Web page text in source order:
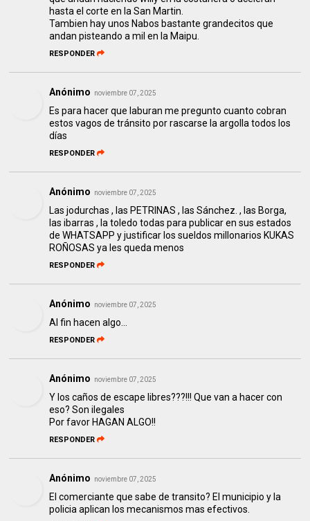
hasta el corte en la San Martin.
Tambien hay unos Nabos bastante grandecitos que
andan pisteando a mil en la Maipu.
RESPONDER
Anónimo noviembre 07, 2025
Es para hacer que laburan me pregunto cuanto cobran
estos vagos de tránsito por rascarse la argolla todos los
días
RESPONDER
Anónimo noviembre 07, 2025
Las jodurchas , las PETRINAS , las Sánchez. , las Borga,
las ibarras , la toledo todas para publicar en sus estados
de WHATSAPP y justificar los sueldos millonarios KUKAS
ROÑOSAS ya les queda menos
RESPONDER
Anónimo noviembre 07, 2025
Al fin hacen algo...
RESPONDER
Anónimo noviembre 07, 2025
Y los caños de escape libres???!!! Que van a hacer con
eso? Son ilegales
Por favor HAGAN ALGO!!
RESPONDER
Anónimo noviembre 07, 2025
El comerciante que sabe de transito? El municipio y la
policia aplican los mecanismos mas efectivos.